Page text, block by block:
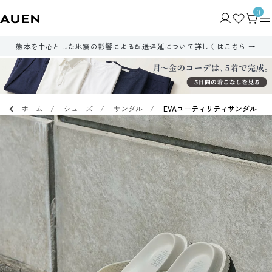
0
熊本を中心とした地震の影響による配送遅延について詳しくはこちら
ホーム シューズ サンダル EVAユーティリティサンダル